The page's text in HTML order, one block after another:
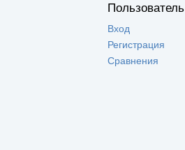
Пользователь
Вход
Регистрация
Сравнения